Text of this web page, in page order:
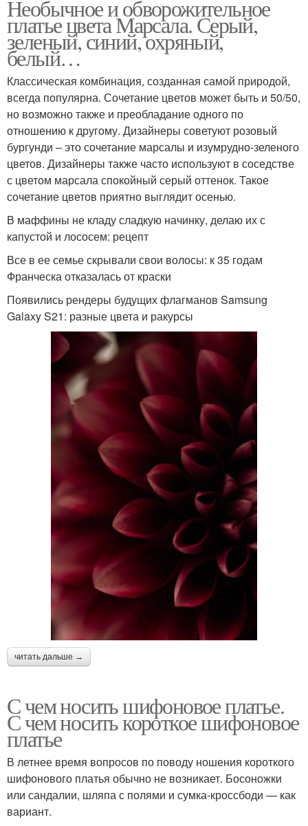
Необычное и обворожительное
платье цвета Марсала. Серый,
зеленый, синий, охряный,
белый…
Классическая комбинация, созданная самой природой,
всегда популярна. Сочетание цветов может быть и 50/50,
но возможно также и преобладание одного по
отношению к другому. Дизайнеры советуют розовый
бургунди – это сочетание марсалы и изумрудно-зеленого
цветов. Дизайнеры также часто используют в соседстве
с цветом марсала спокойный серый оттенок. Такое
сочетание цветов приятно выглядит осенью.
В маффины не кладу сладкую начинку, делаю их с
капустой и лососем: рецепт
Все в ее семье скрывали свои волосы: к 35 годам
Франческа отказалась от краски
Появились рендеры будущих флагманов Samsung
Galaxy S21: разные цвета и ракурсы
читать дальше →
С чем носить шифоновое платье.
С чем носить короткое шифоновое
платье
В летнее время вопросов по поводу ношения короткого
шифонового платья обычно не возникает. Босоножки
или сандалии, шляпа с полями и сумка-кроссбоди — как
вариант.